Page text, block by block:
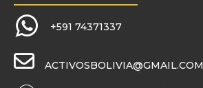
+591 74371337
ACTIVOSBOLIVIA@GMAIL.COM